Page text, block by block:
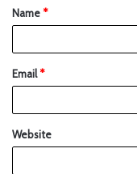
Name*
Email*
Website